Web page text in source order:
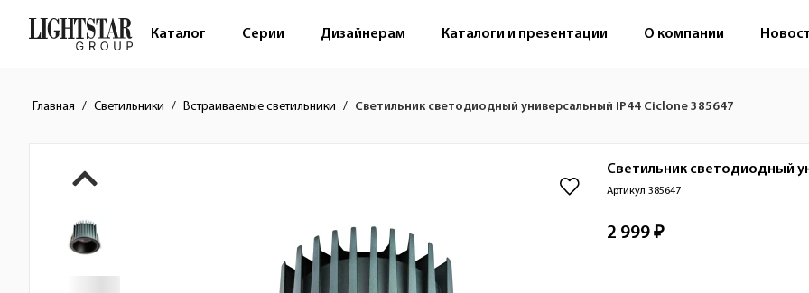
Каталог Серии Дизайнерам Каталоги и презентации О компании
Главная Светильники Встраиваемые светильники Светильник светодиодный универсальный IP44 Ciclone 385647
Краткое описание товара
Изображения товара Светильник светодиодный
Артикул 385647
Стоимость товара 2 999 ₽